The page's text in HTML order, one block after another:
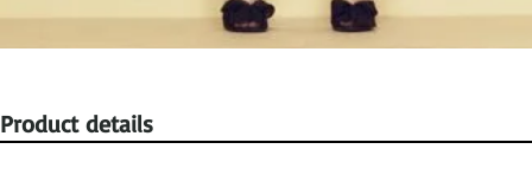
Product details